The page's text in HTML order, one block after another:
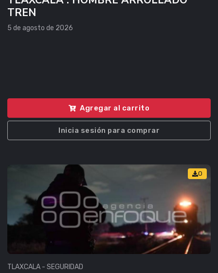
TREN
5 de agosto de 2026
Agregar al carrito
Inicia sesión para comprar
0
TLAXCALA - SEGURIDAD